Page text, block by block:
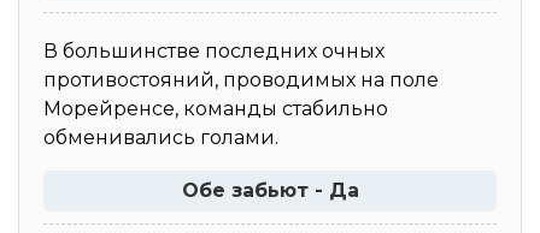
В большинстве последних очных
противостояний, проводимых на поле
Морейренсе, команды стабильно
обменивались голами.
Обе забьют - Да